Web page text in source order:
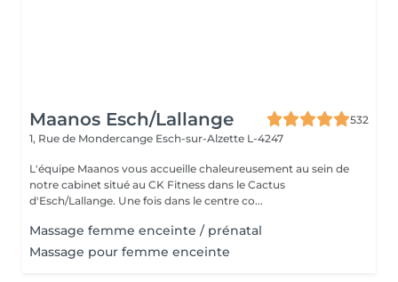
Maanos Esch/Lallange
532
1, Rue de Mondercange Esch-sur-Alzette L-4247
L'équipe Maanos vous accueille chaleureusement au sein de
notre cabinet situé au CK Fitness dans le Cactus
d'Esch/Lallange. Une fois dans le centre co...
Massage femme enceinte / prénatal
Massage pour femme enceinte